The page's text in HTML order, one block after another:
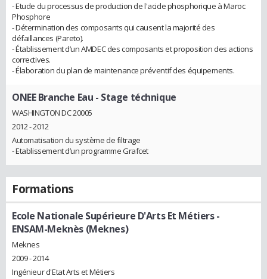
- Etude du processus de production de l'acide phosphorique à Maroc
Phosphore
- Détermination des composants qui causent la majorité des
défaillances (Pareto).
- Établissement d’un AMDEC des composants et proposition des actions
correctives.
- Élaboration du plan de maintenance préventif des équipements.
ONEE Branche Eau - Stage téchnique
WASHINGTON DC 20005
2012 - 2012
Automatisation du système de filtrage
- Etablissement d’un programme Grafcet
Formations
Ecole Nationale Supérieure D'Arts Et Métiers -
ENSAM-Meknès (Meknes)
Meknes
2009 - 2014
Ingénieur d'Etat Arts et Métiers